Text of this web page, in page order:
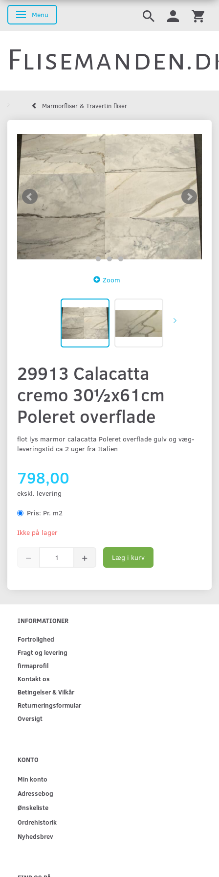
Skifte navigation
Menu
Marmorfliser & Travertin fliser
Zoom
29913 Calacatta
cremo 30½x61cm
Poleret overflade
flot lys marmor calacatta Poleret overflade gulv og væg-
leveringstid ca 2 uger fra Italien
798,00
ekskl. levering
Pris: Pr. m2
Ikke på lager
Læg i kurv
INFORMATIONER
Fortrolighed
Fragt og levering
firmaprofil
Kontakt os
Betingelser & Vilkår
Returneringsformular
Oversigt
KONTO
Min konto
Adressebog
Ønskeliste
Ordrehistorik
Nyhedsbrev